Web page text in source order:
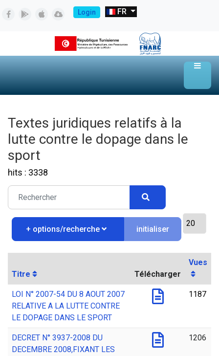
Login FR
Textes juridiques relatifs à la
lutte contre le dopage dans le
sport
hits : 3338
+ options/recherche initialiser
Titre Télécharger
Vues
LOI N° 2007-54 DU 8 AOUT 2007
RELATIVE A LA LUTTE CONTRE
LE DOPAGE DANS LE SPORT
1187
DECRET N° 3937-2008 DU
DECEMBRE 2008,FIXANT LES
1206